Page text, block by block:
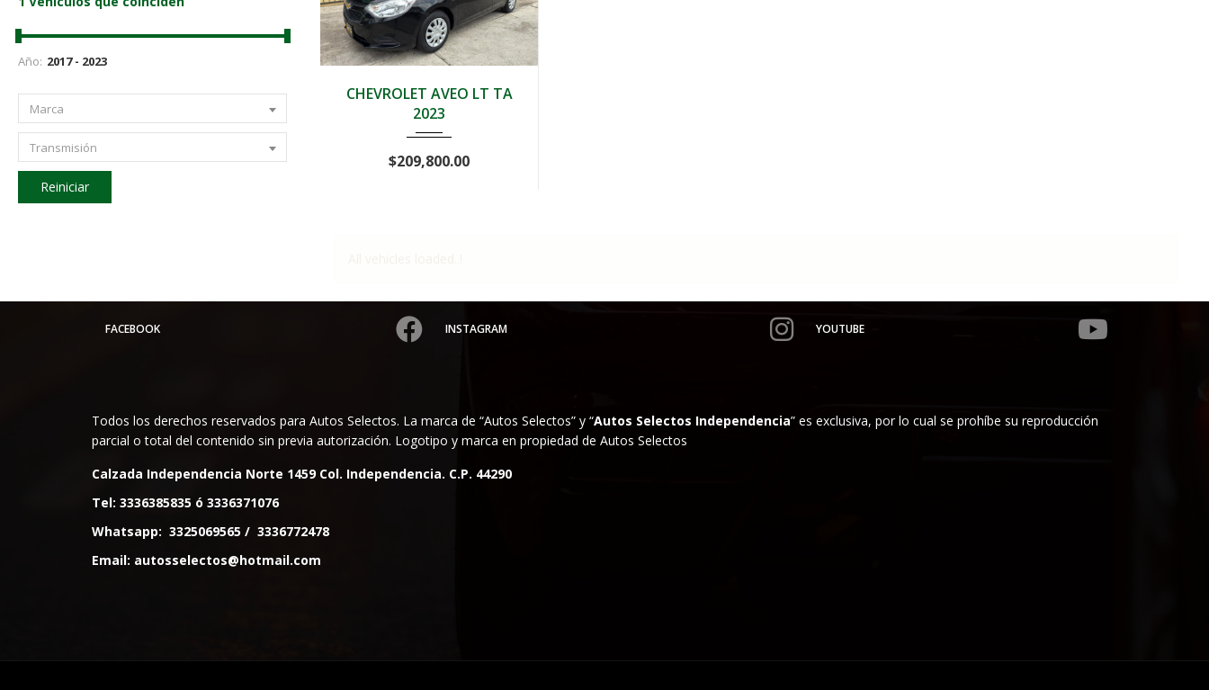
Año:
Marca
Transmisión
Reiniciar
2023 Autom... 47,000
CHEVROLET AVEO LT TA
2023
$209,800.00
Todos los derechos reservados para Autos Selectos. La marca de “Autos Selectos” y “Autos Selectos Independencia ” es exclusiva, por lo cual se prohíbe su reproducción
parcial o total del contenido sin previa autorización. Logotipo y marca en propiedad de Autos Selectos
Calzada Independencia Norte 1459 Col. Independencia. C.P. 44290
Tel: 3336385835 ó 3336371076
Whatsapp: 3325069565 / 3336772478
Email:
autosselectos@hotmail.com